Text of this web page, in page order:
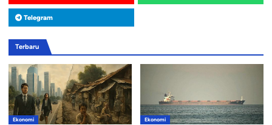
Telegram
Terbaru
Ekonomi Ekonomi